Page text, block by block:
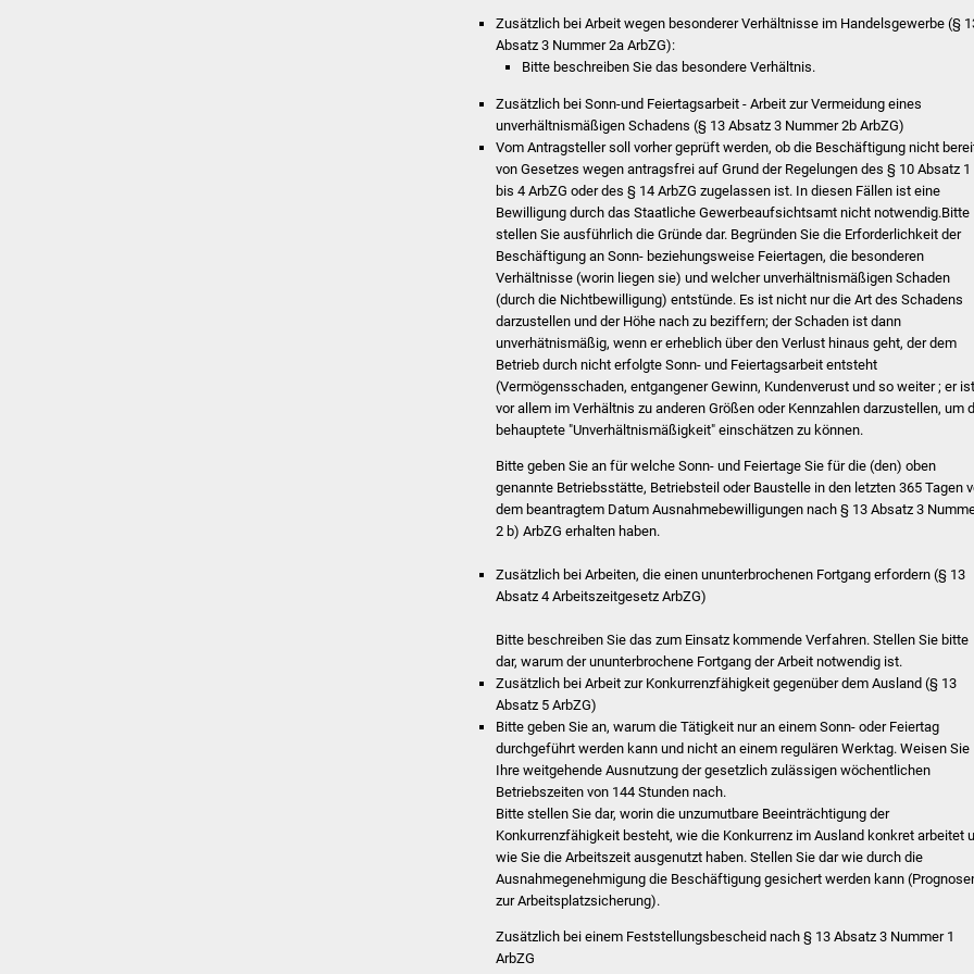
Zusätzlich beiArbeit wegen besonderer Verhältnisse im Handelsgewerbe (§
Absatz 3 Nummer 2a ArbZG):
Bitte beschreiben Sie das besondere Verhältnis.
Zusätzlich bei Sonn-und Feiertagsarbeit - Arbeit zur Vermeidung eines
unverhältnismäßigen Schadens (§ 13 Absatz 3 Nummer 2b ArbZG)
Vom Antragsteller soll vorher geprüft werden, ob die Beschäftigung nicht
von Gesetzes wegen antragsfrei auf Grund der Regelungen des § 10 Absatz 1
bis 4 ArbZG oder des § 14 ArbZG zugelassen ist. In diesen Fällen ist eine
Bewilligung durch das Staatliche Gewerbeaufsichtsamt nicht notwendig.Bitte
stellen Sie ausführlich die Gründe dar. Begründen Sie die Erforderlichkeit der
Beschäftigung an Sonn- beziehungsweise Feiertagen, die besonderen
Verhältnisse (worin liegen sie) und welcher unverhältnismäßigen Schaden
(durch die Nichtbewilligung) entstünde. Es ist nicht nur die Art des Schadens
darzustellen und der Höhe nach zu beziffern; der Schaden ist dann
unverhätnismäßig, wenn er erheblich über den Verlust hinaus geht, der dem
Betrieb durch nicht erfolgte Sonn- und Feiertagsarbeit entsteht
(Vermögensschaden, entgangener Gewinn, Kundenverust und so weiter ; er ist
vor allem im Verhältnis zu anderen Größen oder Kennzahlen darzustellen, um
behauptete "Unverhältnismäßigkeit" einschätzen zu können.
Bitte geben Sie an für welche Sonn- und Feiertage Sie für die (den) oben
genannte Betriebsstätte, Betriebsteil oder Baustelle in den letzten 365 Tagen
dem beantragtem Datum Ausnahmebewilligungen nach § 13 Absatz 3
2 b) ArbZG erhalten haben.
Zusätzlich bei Arbeiten, die einen ununterbrochenen Fortgang erfordern (§ 13
Absatz 4 Arbeitszeitgesetz ArbZG)
Bitte beschreiben Sie das zum Einsatz kommende Verfahren. Stellen Sie bitte
dar, warum der ununterbrochene Fortgang der Arbeit notwendig ist.
Zusätzlich beiArbeit zur Konkurrenzfähigkeit gegenüber dem Ausland (§ 13
Absatz 5 ArbZG)
Bitte geben Sie an, warum die Tätigkeit nur an einem Sonn- oder Feiertag
durchgeführt werden kann und nicht an einem regulären Werktag. Weisen Sie
Ihre weitgehende Ausnutzung der gesetzlich zulässigen wöchentlichen
Betriebszeiten von 144 Stunden nach.
Bitte stellen Sie dar, worin die unzumutbare Beeinträchtigung der
Konkurrenzfähigkeit besteht, wie die Konkurrenz im Ausland konkret arbeitet
wie Sie die Arbeitszeit ausgenutzt haben. Stellen Sie dar wie durch die
Ausnahmegenehmigung die Beschäftigung gesichert werden kann
zur Arbeitsplatzsicherung).
Zusätzlich bei einem Feststellungsbescheid nach § 13 Absatz 3 Nummer 1
ArbZG